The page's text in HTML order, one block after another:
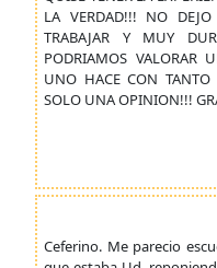
LA VERDAD!!! NO
TRABAJAR Y MUY
PODRIAMOS VALORAR
UNO HACE CON TANTO
SOLO UNA OPINION!!!
Ceferino. Me parecio